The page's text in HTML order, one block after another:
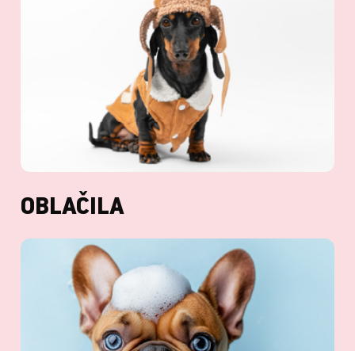
OBLAČILA